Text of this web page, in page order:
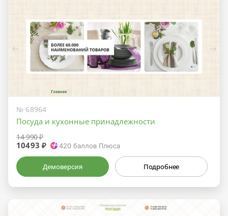
№ 68964
Посуда и кухонные принадлежности
14 990 ₽
10493 ₽ 420 баллов Плюса
Демоверсия Подробнее